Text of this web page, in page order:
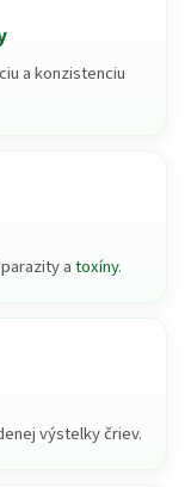
a konzistenciu
atoxíny.
výstelky čriev.